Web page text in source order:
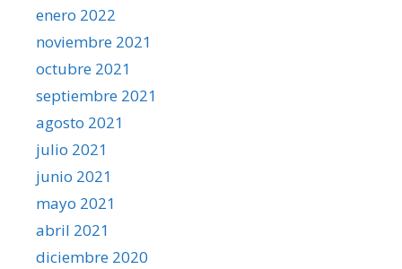
enero 2022
noviembre 2021
octubre 2021
septiembre 2021
agosto 2021
julio 2021
junio 2021
mayo 2021
abril 2021
diciembre 2020